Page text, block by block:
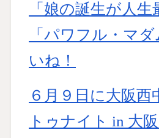
「娘の誕生が人
「パワフル・マ
いね！
６月９日に大阪
トゥナイト in 大